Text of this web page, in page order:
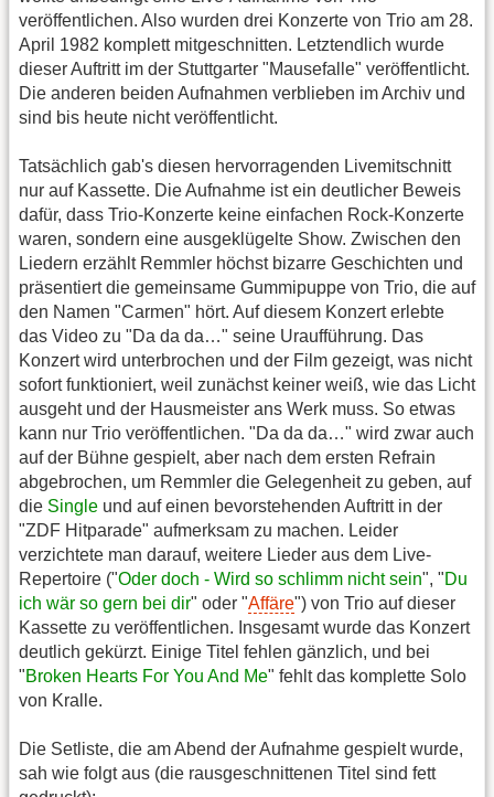
veröffentlichen. Also wurden drei Konzerte von Trio am 28.
April 1982 komplett mitgeschnitten. Letztendlich wurde
dieser Auftritt im der Stuttgarter "Mausefalle" veröffentlicht.
Die anderen beiden Aufnahmen verblieben im Archiv und
sind bis heute nicht veröffentlicht.
Tatsächlich gab's diesen hervorragenden Livemitschnitt
nur auf Kassette. Die Aufnahme ist ein deutlicher Beweis
dafür, dass Trio-Konzerte keine einfachen Rock-Konzerte
waren, sondern eine ausgeklügelte Show. Zwischen den
Liedern erzählt Remmler höchst bizarre Geschichten und
präsentiert die gemeinsame Gummipuppe von Trio, die auf
den Namen "Carmen" hört. Auf diesem Konzert erlebte
das Video zu "Da da da…" seine Uraufführung. Das
Konzert wird unterbrochen und der Film gezeigt, was nicht
sofort funktioniert, weil zunächst keiner weiß, wie das Licht
ausgeht und der Hausmeister ans Werk muss. So etwas
kann nur Trio veröffentlichen. "Da da da…" wird zwar auch
auf der Bühne gespielt, aber nach dem ersten Refrain
abgebrochen, um Remmler die Gelegenheit zu geben, auf
die Single und auf einen bevorstehenden Auftritt in der
"ZDF Hitparade" aufmerksam zu machen. Leider
verzichtete man darauf, weitere Lieder aus dem Live-
Repertoire ("Oder doch - Wird so schlimm nicht sein", "Du
ich wär so gern bei dir" oder "Affäre") von Trio auf dieser
Kassette zu veröffentlichen. Insgesamt wurde das Konzert
deutlich gekürzt. Einige Titel fehlen gänzlich, und bei
"Broken Hearts For You And Me" fehlt das komplette Solo
von Kralle.
Die Setliste, die am Abend der Aufnahme gespielt wurde,
sah wie folgt aus (die rausgeschnittenen Titel sind fett